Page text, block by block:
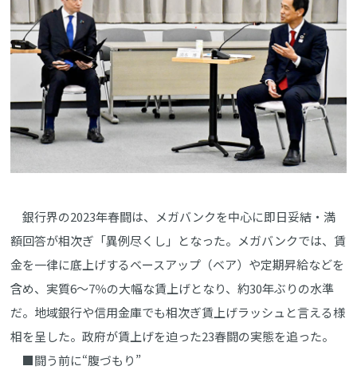
銀行界の2023年春闘は、メガバンクを中心に即日妥結・満
額回答が相次ぎ「異例尽くし」となった。メガバンクでは、賃
金を一律に底上げするベースアップ（ベア）や定期昇給などを
含め、実質6～7％の大幅な賃上げとなり、約30年ぶりの水準
だ。地域銀行や信用金庫でも相次ぎ賃上げラッシュと言える様
相を呈した。政府が賃上げを迫った23春闘の実態を追った。
■闘う前に“腹づもり”